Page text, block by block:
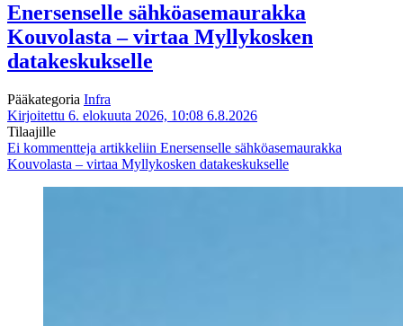
Enersenselle sähköasemaurakka
Kouvolasta – virtaa Myllykosken
datakeskukselle
Pääkategoria Infra
Kirjoitettu 6. elokuuta 2026, 10:08 6.8.2026
Tilaajille
Ei kommentteja artikkeliin Enersenselle sähköasemaurakka
Kouvolasta – virtaa Myllykosken datakeskukselle